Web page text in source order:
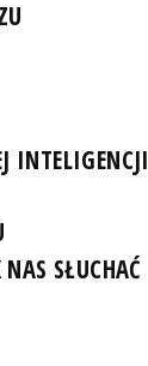
INTELIGENCJI
SŁUCHAĆ